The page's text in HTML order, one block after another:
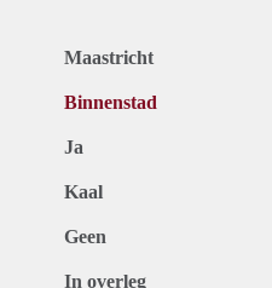
Maastricht
Binnenstad
Ja
Kaal
Geen
In overleg